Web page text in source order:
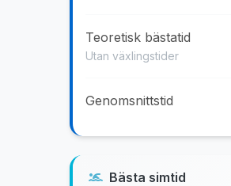
Teoretisk bästatid
Utan växlingstider
Genomsnittstid
Bästa simtid